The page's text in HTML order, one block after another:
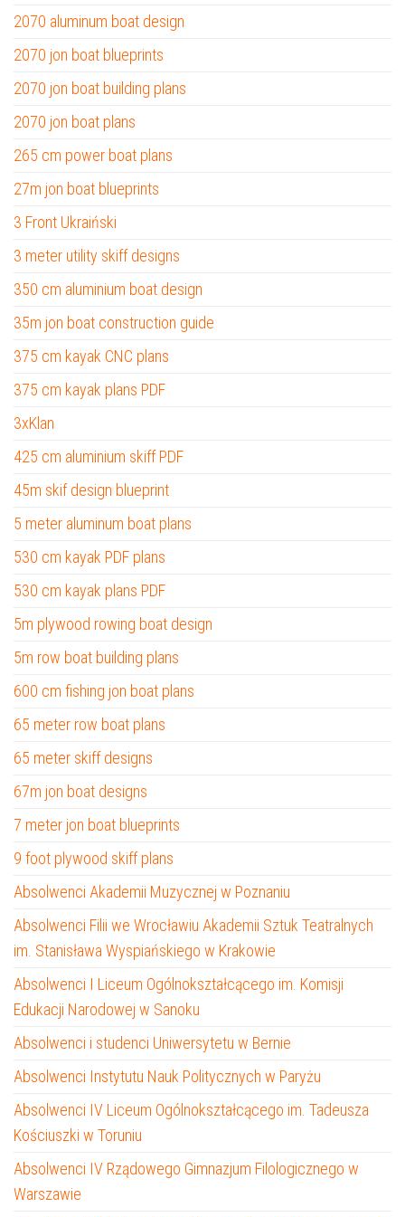
2070 aluminum boat design
2070 jon boat blueprints
2070 jon boat building plans
2070 jon boat plans
265 cm power boat plans
27m jon boat blueprints
3 Front Ukraiński
3 meter utility skiff designs
350 cm aluminium boat design
35m jon boat construction guide
375 cm kayak CNC plans
375 cm kayak plans PDF
3xKlan
425 cm aluminium skiff PDF
45m skif design blueprint
5 meter aluminum boat plans
530 cm kayak PDF plans
530 cm kayak plans PDF
5m plywood rowing boat design
5m row boat building plans
600 cm fishing jon boat plans
65 meter row boat plans
65 meter skiff designs
67m jon boat designs
7 meter jon boat blueprints
9 foot plywood skiff plans
Absolwenci Akademii Muzycznej w Poznaniu
Absolwenci Filii we Wrocławiu Akademii Sztuk Teatralnych
im. Stanisława Wyspiańskiego w Krakowie
Absolwenci I Liceum Ogólnokształcącego im. Komisji
Edukacji Narodowej w Sanoku
Absolwenci i studenci Uniwersytetu w Bernie
Absolwenci Instytutu Nauk Politycznych w Paryżu
Absolwenci IV Liceum Ogólnokształcącego im. Tadeusza
Kościuszki w Toruniu
Absolwenci IV Rządowego Gimnazjum Filologicznego w
Warszawie